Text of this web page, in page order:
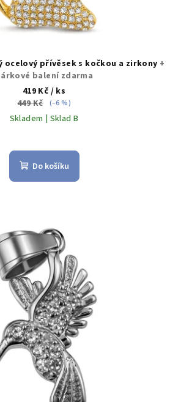
ocelový přívěsek s kočkou a zirkony +
balení zdarma
419 Kč / ks
449 Kč
(–6 %)
Skladem | Sklad B
Do košíku